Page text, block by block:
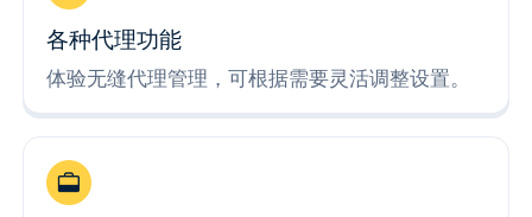
各种代理功能
体验无缝代理管理，可根据需要灵活调整设置。